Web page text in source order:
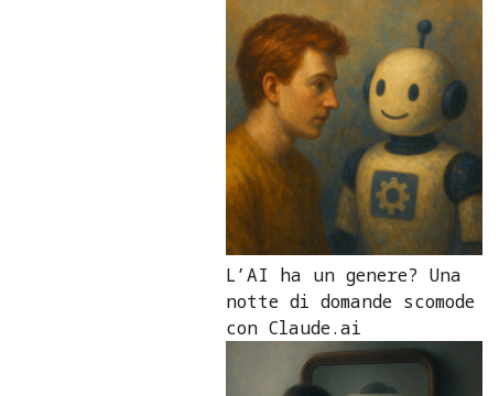
L’AI ha un genere? Una
notte di domande scomode
con Claude.ai